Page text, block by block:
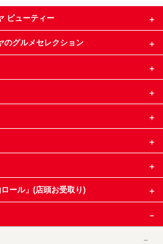
ビューティー
のグルメセレクション
ール」(店頭お受取り)